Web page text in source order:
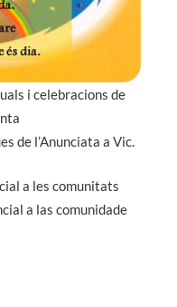
i celebracions de
de l’Anunciata a Vic.
a les comunitats
a las comunidade